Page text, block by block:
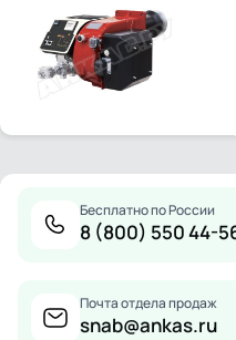
Бесплатно по России
8 (800) 550 44-
Почта отдела продаж
snab@ankas.ru